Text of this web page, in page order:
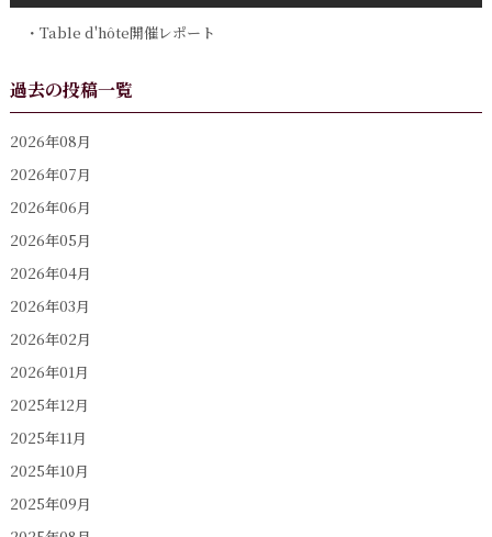
Table d'hôte開催レポート
過去の投稿一覧
2026年08月
2026年07月
2026年06月
2026年05月
2026年04月
2026年03月
2026年02月
2026年01月
2025年12月
2025年11月
2025年10月
2025年09月